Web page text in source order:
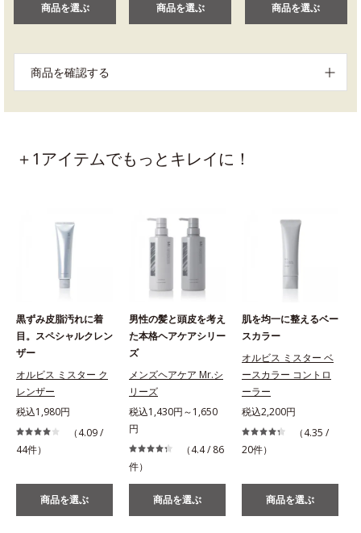
商品を選ぶ 商品を選ぶ 商品を選ぶ
商品を確認する
＋1アイテムでもっとキレイに！
黒ずみ皮脂汚れに着
目。スペシャルクレン
ザー
オルビス ミスター ク
レンザー
税込1,980円
（4.09 /
44件）
商品を選ぶ
男性の髪と頭皮を考え
た本格ヘアケアシリー
ズ
メンズヘアケア Mr.シ
リーズ
税込1,430円～1,650
円
（4.4 / 86
件）
商品を選ぶ
肌を均一に整えるベー
スカラー
オルビス ミスター ベ
ースカラー コントロ
ーラー
税込2,200円
（4.35 /
20件）
商品を選ぶ